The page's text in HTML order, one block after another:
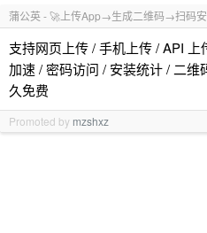
蒲公英 - 🚀上传App→生成二维码→扫码
支持网页上传 / 手机上传 / API
加速 / 密码访问 / 安装统计 / 二维
久免费
Promoted by mzshxz